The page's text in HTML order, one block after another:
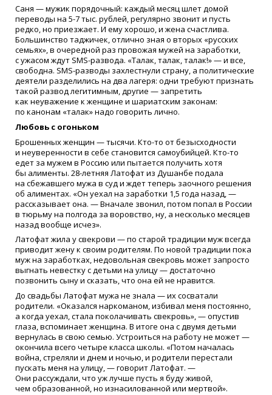
Саня — мужик порядочный: каждый месяц шлет домой
переводы на 5-7 тыс. рублей, регулярно звонит и пусть
редко, но приезжает. И ему хорошо, и жена счастлива.
Большинство таджичек, отлично зная о вторых «русских
семьях», в очередной раз провожая мужей на заработки,
с ужасом ждут SMS-развода. «Талак, талак, талак!» — и все,
свободна. SMS-разводы захлестнули страну, а политические
деятели разделились на два лагеря: одни требуют признать
такой развод легитимным, другие — запретить
как неуважение к женщине и шариатским законам:
по канонам «талак» надо говорить лично.
Любовь с огоньком
Брошенных женщин — тысячи. Кто-то от безысходности
и неуверенности в себе становится самоубийцей. Кто-то
едет за мужем в Россию или пытается получить хотя
бы алименты. 28-летняя Латофат из Душанбе подала
на сбежавшего мужа в суд и ждет теперь заочного решения
об алиментах. «Он уехал на заработки 1,5 года назад, —
рассказывает она. — Вначале звонил, потом попал в России
в тюрьму на полгода за воровство, ну, а несколько месяцев
назад вообще исчез».
Латофат жила у свекрови — по старой традиции муж всегда
приводит жену к своим родителям. По новой традиции пока
муж на заработках, недовольная свекровь может запросто
выгнать невестку с детьми на улицу — достаточно
позвонить сыну и сказать, что она ей не нравится.
До свадьбы Латофат мужа не знала — их сосватали
родители. «Оказался наркоманом, избивал меня постоянно,
а когда уехал, стала поколачивать свекровь», — опустив
глаза, вспоминает женщина. В итоге она с двумя детьми
вернулась в свою семью. Устроиться на работу не может —
окончила всего четыре класса школы. «Потом началась
война, стреляли и днем и ночью, и родители перестали
пускать меня на улицу, — говорит Латофат. —
Они рассуждали, что уж лучше пусть я буду живой,
чем образованной, но изнасилованной или мертвой».